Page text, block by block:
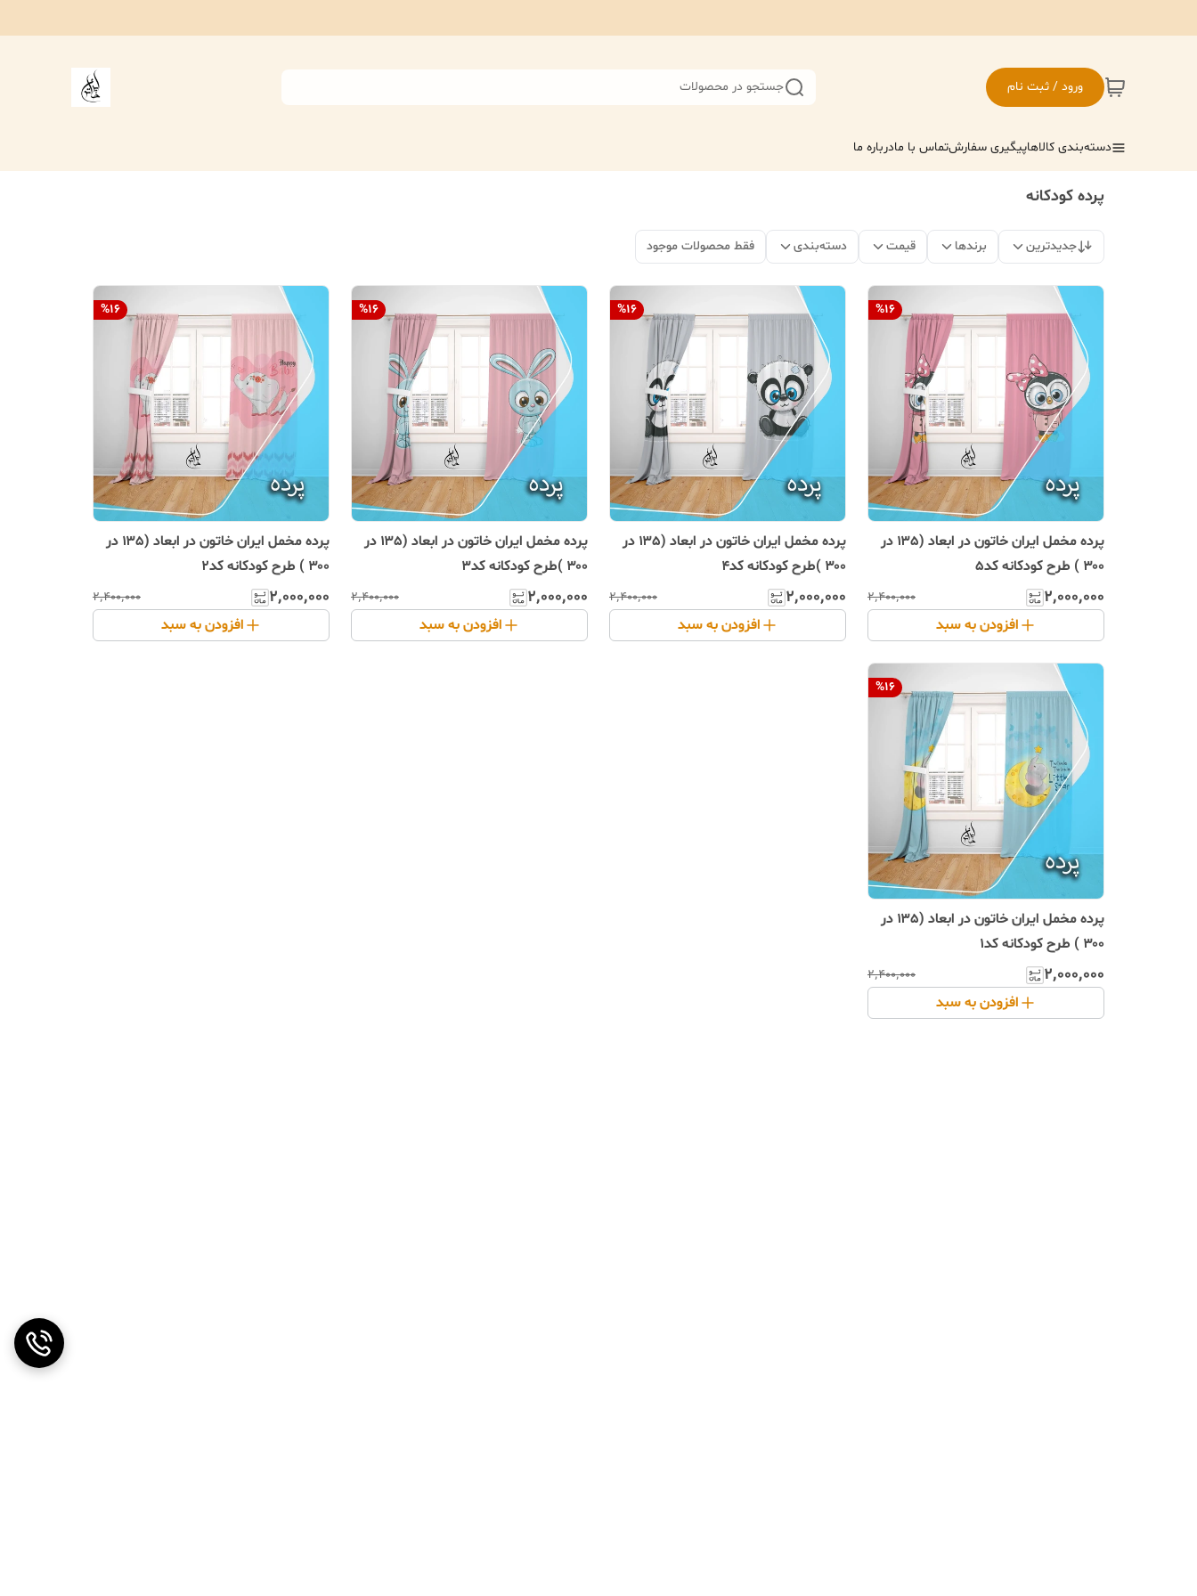
ورود / ثبت نام جستجو در محصولات
دسته‌بندی کالاهاپیگیری سفارشتماس با مادرباره ما
پرده کودکانه
جدیدترین برندها قیمت دسته‌بندی فقط محصولات موجود
%16
پرده مخمل ایران خاتون در ابعاد (۱۳۵ در
۳۰۰ ) طرح کودکانه کد۵
۲٬۰۰۰٬۰۰۰ ۲٬۴۰۰٬۰۰۰
افزودن به سبد
%16
پرده مخمل ایران خاتون در ابعاد (۱۳۵ در
۳۰۰ )طرح کودکانه کد۴
۲٬۰۰۰٬۰۰۰ ۲٬۴۰۰٬۰۰۰
افزودن به سبد
%16
پرده مخمل ایران خاتون در ابعاد (۱۳۵ در
۳۰۰ )طرح کودکانه کد۳
۲٬۰۰۰٬۰۰۰ ۲٬۴۰۰٬۰۰۰
افزودن به سبد
%16
پرده مخمل ایران خاتون در ابعاد (۱۳۵ در
۳۰۰ ) طرح کودکانه کد۲
۲٬۰۰۰٬۰۰۰ ۲٬۴۰۰٬۰۰۰
افزودن به سبد
%16
پرده مخمل ایران خاتون در ابعاد (۱۳۵ در
۳۰۰ ) طرح کودکانه کد۱
۲٬۰۰۰٬۰۰۰ ۲٬۴۰۰٬۰۰۰
افزودن به سبد